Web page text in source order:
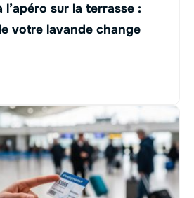
l’apéro sur la terrasse :
votre lavande change